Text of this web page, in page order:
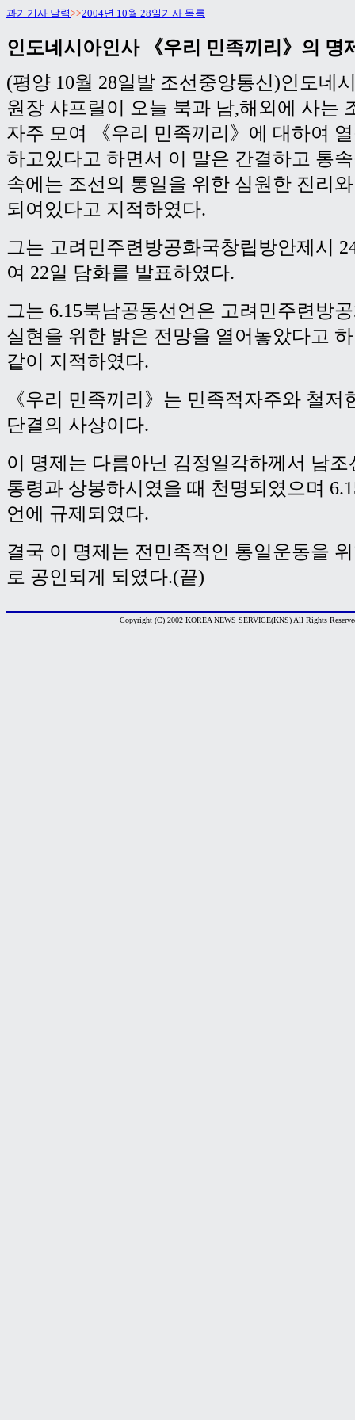
과거기사 달력>>2004년 10월 28일기사 목록
인도네시아인사 《우리 민족끼리》의 명
(평양 10월 28일발 조선중앙통신)인도네
원장 샤프릴이 오늘 북과 남,해외에 사는
자주 모여 《우리 민족끼리》에 대하여
하고있다고 하면서 이 말은 간결하고 통
속에는 조선의 통일을 위한 심원한 진리
되여있다고 지적하였다.
그는 고려민주련방공화국창립방안제시
여 22일 담화를 발표하였다.
그는 6.15북남공동선언은 고려민주련방
실현을 위한 밝은 전망을 열어놓았다고
같이 지적하였다.
《우리 민족끼리》는 민족적자주와 철저
단결의 사상이다.
이 명제는 다름아닌 김정일각하께서 남
통령과 상봉하시였을 때 천명되였으며
언에 규제되였다.
결국 이 명제는 전민족적인 통일운동을
로 공인되게 되였다.(끝)
Copyright (C) 2002 KOREA NEWS SERVICE(KNS) All Rights